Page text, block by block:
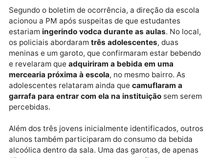
resultou naprisão de um comerciante local
de vender o produto a menores de idade.
Publicidade
Segundo o boletim de ocorrência, a direção da
acionou a PM após suspeitas de que estudantes
estariamingerindo vodca durante as aulas. No
os policiais abordaram
três adolescentes
e revelaram queadquiriram a bebida em uma
mercearia próxima à escola, no mesmo bairro. As
adolescentes relataram ainda quecamuflaram a